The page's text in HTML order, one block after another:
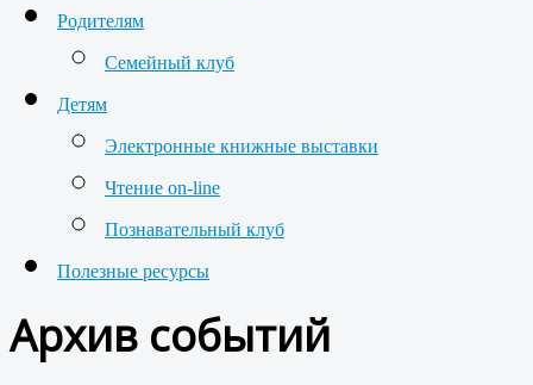
Родителям
Семейный клуб
Детям
Электронные книжные выставки
Чтение on-line
Познавательный клуб
Полезные ресурсы
Архив событий